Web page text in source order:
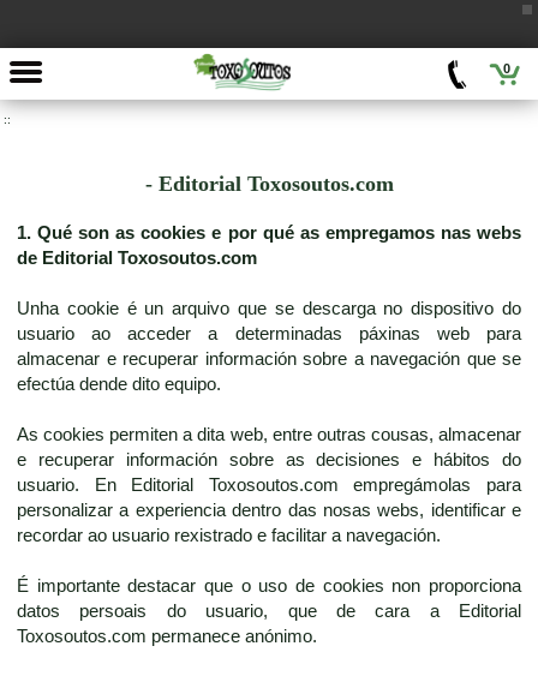
0
::
- Editorial Toxosoutos.com
1. Qué son as cookies e por qué as empregamos nas webs
de Editorial Toxosoutos.com
Unha cookie é un arquivo que se descarga no dispositivo do
usuario ao acceder a determinadas páxinas web para
almacenar e recuperar información sobre a navegación que se
efectúa dende dito equipo.
As cookies permiten a dita web, entre outras cousas, almacenar
e recuperar información sobre as decisiones e hábitos do
usuario. En Editorial Toxosoutos.com empregámolas para
personalizar a experiencia dentro das nosas webs, identificar e
recordar ao usuario rexistrado e facilitar a navegación.
É importante destacar que o uso de cookies non proporciona
datos persoais do usuario, que de cara a Editorial
Toxosoutos.com permanece anónimo.